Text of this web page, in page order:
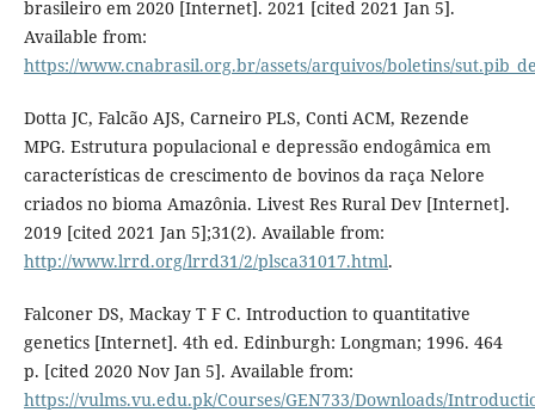
brasileiro em 2020 [Internet]. 2021 [cited 2021 Jan 5].
Available from:
https://www.cnabrasil.org.br/assets/arquivos/boletins/
Dotta JC, Falcão AJS, Carneiro PLS, Conti ACM, Rezende
MPG. Estrutura populacional e depressão endogâmica em
características de crescimento de bovinos da raça Nelore
criados no bioma Amazônia. Livest Res Rural Dev [Internet].
2019 [cited 2021 Jan 5];31(2). Available from:
http://www.lrrd.org/lrrd31/2/plsca31017.html.
Falconer DS, Mackay T F C. Introduction to quantitative
genetics [Internet]. 4th ed. Edinburgh: Longman; 1996. 464
p. [cited 2020 Nov Jan 5]. Available from:
https://vulms.vu.edu.pk/Courses/GEN733/Downloads/